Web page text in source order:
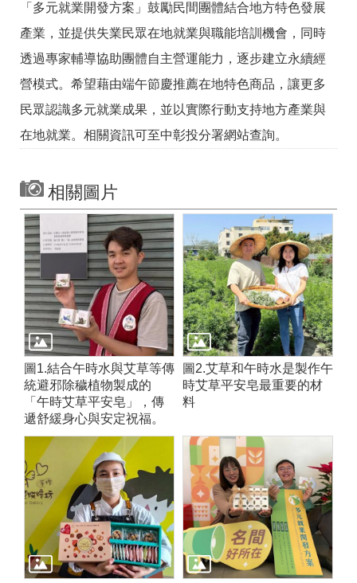
「多元就業開發方案」鼓勵民間團體結合地方特色發展
產業，並提供失業民眾在地就業與職能培訓機會，同時
透過專家輔導協助團體自主營運能力，逐步建立永續經
營模式。希望藉由端午節慶推薦在地特色商品，讓更多
民眾認識多元就業成果，並以實際行動支持地方產業與
在地就業。相關資訊可至中彰投分署網站查詢。
相關圖片
圖1.結合午時水與艾草等傳
統避邪除穢植物製成的
「午時艾草平安皂」，傳
遞舒緩身心與安定祝福。
圖2.艾草和午時水是製作午
時艾草平安皂最重要的材
料